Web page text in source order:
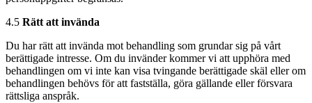
4.5 Rätt att invända
Du har rätt att invända mot behandling som grundar sig på vårt
berättigade intresse. Om du invänder kommer vi att upphöra med
behandlingen om vi inte kan visa tvingande berättigade skäl eller om
behandlingen behövs för att fastställa, göra gällande eller försvara
rättsliga anspråk.